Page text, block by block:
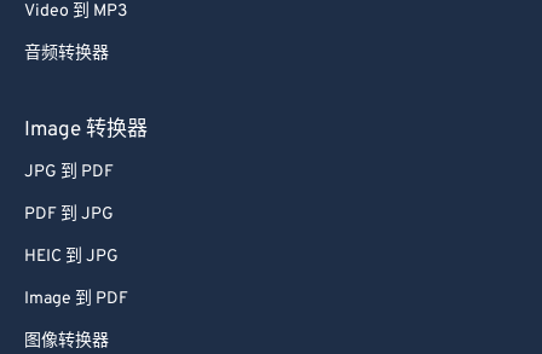
Video 到 MP3
音频转换器
Image 转换器
JPG 到 PDF
PDF 到 JPG
HEIC 到 JPG
Image 到 PDF
图像转换器